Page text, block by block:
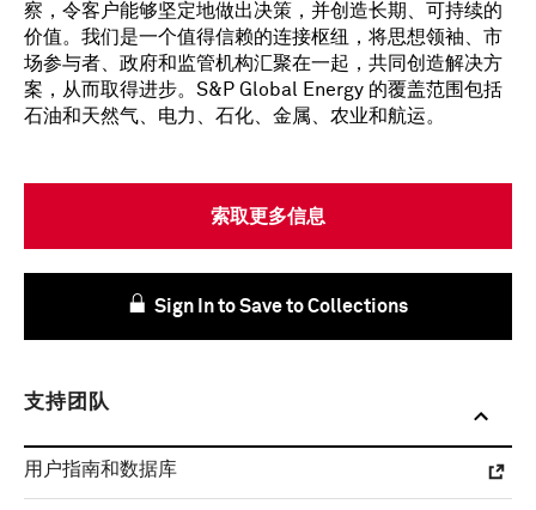
察，令客户能够坚定地做出决策，并创造长期、可持续的
价值。我们是一个值得信赖的连接枢纽，将思想领袖、市
场参与者、政府和监管机构汇聚在一起，共同创造解决方
案，从而取得进步。S&P Global Energy 的覆盖范围包括
石油和天然气、电力、石化、金属、农业和航运。
索取更多信息
Sign In to Save to Collections
支持团队
用户指南和数据库